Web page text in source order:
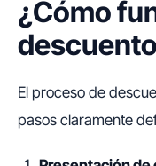
¿Cómo
El proceso de
pasos claramente